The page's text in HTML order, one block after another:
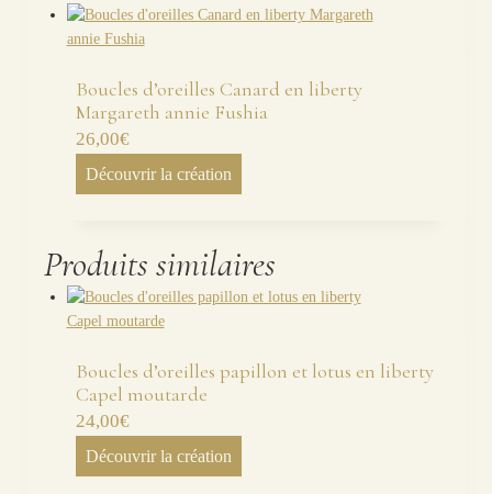
Boucles d’oreilles Canard en liberty
Margareth annie Fushia
26,00€
Découvrir la création
Produits similaires
Boucles d’oreilles papillon et lotus en liberty
Capel moutarde
24,00€
Découvrir la création